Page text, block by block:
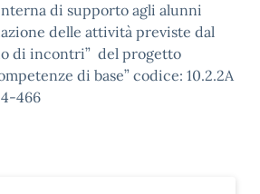
di supporto agli alunni
delle attività previste dal
di incontri” del progetto
di base” codice: 10.2.2A
466